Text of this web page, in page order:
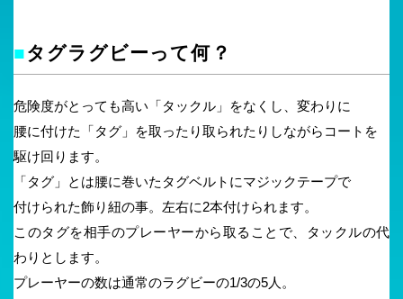
■タグラグビーって何？
危険度がとっても高い「タックル」をなくし、変わりに
腰に付けた「タグ」を取ったり取られたりしながらコートを
駆け回ります。
「タグ」とは腰に巻いたタグベルトにマジックテープで
付けられた飾り紐の事。左右に2本付けられます。
このタグを相手のプレーヤーから取ることで、タックルの代
わりとします。
プレーヤーの数は通常のラグビーの1/3の5人。